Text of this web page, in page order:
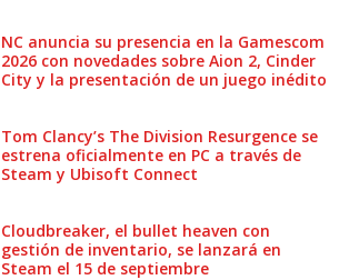
NC anuncia su presencia en la Gamescom
2026 con novedades sobre Aion 2, Cinder
City y la presentación de un juego inédito
Tom Clancy’s The Division Resurgence se
estrena oficialmente en PC a través de
Steam y Ubisoft Connect
Cloudbreaker, el bullet heaven con
gestión de inventario, se lanzará en
Steam el 15 de septiembre